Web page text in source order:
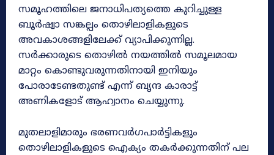
സമൂഹത്തിലെ ജനാധിപത്യത്തെ കുറിച്ചുള്ള
ബൂർഷ്വാ സങ്കല്പം തൊഴിലാളികളുടെ
അവകാശങ്ങളിലേക്ക് വ്യാപിക്കുന്നില്ല.
സർക്കാരുടെ തൊഴിൽ നയത്തിൽ സമൂലമായ
മാറ്റം കൊണ്ടുവരുന്നതിനായി ഇനിയും
പോരാടേണ്ടതുണ്ട് എന്ന് ബൃന്ദ കാരാട്ട്
അണികളോട് ആഹ്വാനം ചെയ്യുന്നു.
മുതലാളിമാരും ഭരണവർഗപാർട്ടികളും
തൊഴിലാളികളുടെ ഐക്യം തകർക്കുന്നതിന് പല